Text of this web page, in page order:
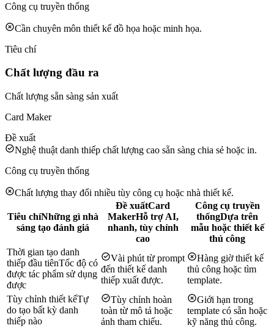
Công cụ truyền thống
Cần chuyên môn thiết kế đồ họa hoặc minh họa.
Tiêu chí
Chất lượng đầu ra
Chất lượng sẵn sàng sản xuất
Card Maker
Đề xuất
Nghệ thuật danh thiếp chất lượng cao sẵn sàng chia sẻ hoặc in.
Công cụ truyền thống
Chất lượng thay đổi nhiều tùy công cụ hoặc nhà thiết kế.
Tiêu chíNhững gì nhà
sáng tạo đánh giá
Đề xuấtCard
MakerHỗ trợ AI,
nhanh, tùy chỉnh
cao
Công cụ truyền
thốngDựa trên
mẫu hoặc thiết kế
thủ công
Thời gian tạo danh
thiếp đầu tiênTốc độ có
được tác phẩm sử dụng
được
Vài phút từ prompt
đến thiết kế danh
thiếp xuất được.
Hàng giờ thiết kế
thủ công hoặc tìm
template.
Tùy chỉnh thiết kếTự
do tạo bất kỳ danh
thiếp nào
Tùy chỉnh hoàn
toàn từ mô tả hoặc
ảnh tham chiếu.
Giới hạn trong
template có sẵn hoặc
kỹ năng thủ công.